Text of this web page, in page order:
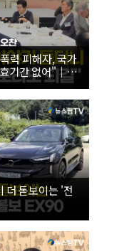
력 피해자, 국가
기간 없어"｜
로 오찬
더 돋보이는 '전